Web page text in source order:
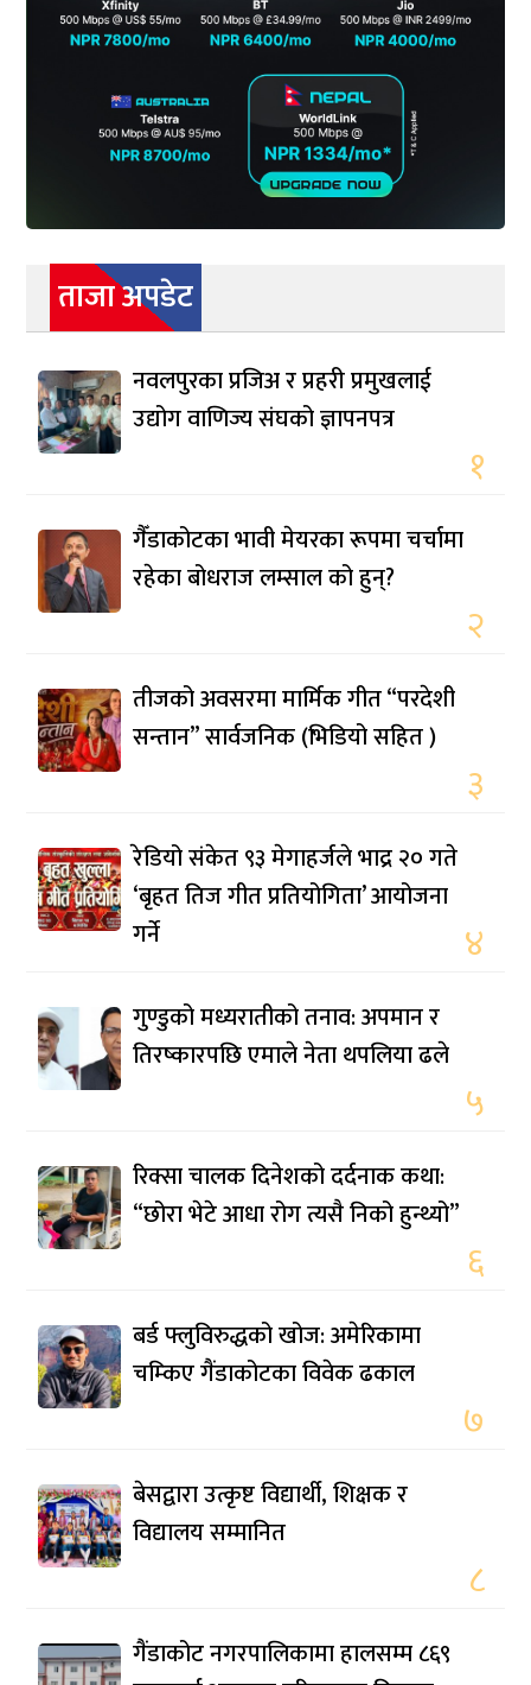
ताजा अपडेट
नवलपुरका प्रजिअ र प्रहरी प्रमुखलाई
उद्योग वाणिज्य संघको ज्ञापनपत्र
१
गैँडाकोटका भावी मेयरका रूपमा चर्चामा
रहेका बोधराज लम्साल को हुन्?
२
तीजको अवसरमा मार्मिक गीत “परदेशी
सन्तान” सार्वजनिक (भिडियो सहित )
३
रेडियो संकेत ९३ मेगाहर्जले भाद्र २० गते
‘बृहत तिज गीत प्रतियोगिता’ आयोजना
गर्ने
४
गुण्डुको मध्यरातीको तनाव: अपमान र
तिरष्कारपछि एमाले नेता थपलिया ढले
५
रिक्सा चालक दिनेशको दर्दनाक कथा:
“छोरा भेटे आधा रोग त्यसै निको हुन्थ्यो”
६
बर्ड फ्लुविरुद्धको खोज: अमेरिकामा
चम्किए गैंडाकोटका विवेक ढकाल
७
बेसद्वारा उत्कृष्ट विद्यार्थी, शिक्षक र
विद्यालय सम्मानित
८
गैंडाकोट नगरपालिकामा हालसम्म ८६९